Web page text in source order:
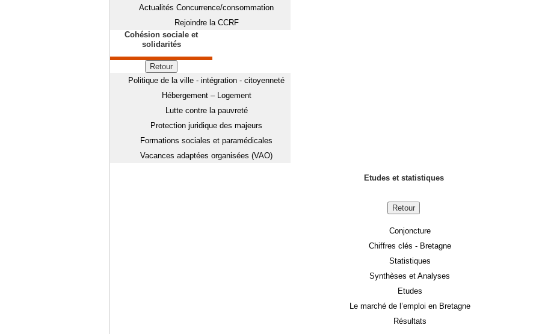
Actualités Concurrence/consommation
Rejoindre la CCRF
Cohésion sociale et
solidarités
Retour
Politique de la ville - intégration - citoyenneté
Hébergement – Logement
Lutte contre la pauvreté
Protection juridique des majeurs
Formations sociales et paramédicales
Vacances adaptées organisées (VAO)
Etudes et statistiques
Retour
Conjoncture
Chiffres clés - Bretagne
Statistiques
Synthèses et Analyses
Etudes
Le marché de l’emploi en Bretagne
Résultats